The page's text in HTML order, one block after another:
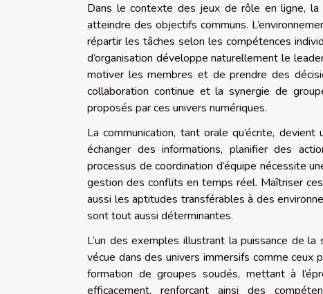
Dans le contexte des jeux de rôle en ligne,
atteindre des objectifs communs.
répartir les tâches selon les compétences
d’organisation développe naturellement le
motiver les membres et de prendre des
collaboration continue et la synergie de
proposés par ces univers numériques.
La communication, tant orale qu’écrite,
échanger des informations, planifier des
processus de coordination d’équipe nécessite
gestion des conflits en temps réel. Maîtriser
aussi les aptitudes transférables à des
sont tout aussi déterminantes.
L’un des exemples illustrant la puissance de
vécue dans des univers immersifs comme ceux
formation de groupes soudés, mettant à
efficacement, renforçant ainsi des